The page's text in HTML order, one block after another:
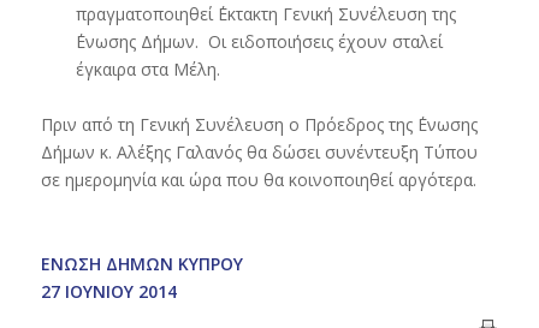
πραγματοποιηθεί ΄Εκτακτη Γενική Συνέλευση της
΄Ενωσης Δήμων. Οι ειδοποιήσεις έχουν σταλεί
έγκαιρα στα Μέλη.
Πριν από τη Γενική Συνέλευση ο Πρόεδρος της ΄Ενωσης
Δήμων κ. Αλέξης Γαλανός θα δώσει συνέντευξη Τύπου
σε ημερομηνία και ώρα που θα κοινοποιηθεί αργότερα.
ΕΝΩΣΗ ΔΗΜΩΝ ΚΥΠΡΟΥ
27 ΙΟΥΝΙΟΥ 2014